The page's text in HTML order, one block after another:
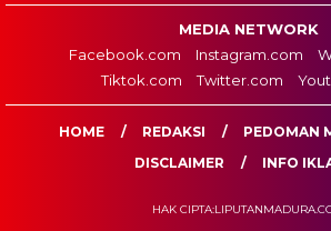
MEDIA NETWORK
Facebook.com
Instagram.com
Tiktok.com
Twitter.com
HOME REDAKSI
PEDOMAN
DISCLAIMER
INFO
HAK